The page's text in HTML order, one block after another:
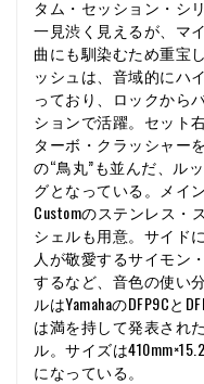
タム・セッション・シ
一見渋く見えるが、マ
曲にも馴染むため重宝
ッシュは、音域的にハ
っており、ロックから
ションで活躍。セット
ターボ・クラッシャー
の“鳥丸”も並んだ、ル
グとなっている。メイ
Customのステンレス・
シェルも用意。サイド
人が敬愛するサイモン
するなど、音色の使い
ルはYamahaのDFP9Cと
は満を持して発表され
ル。サイズは
になっている。